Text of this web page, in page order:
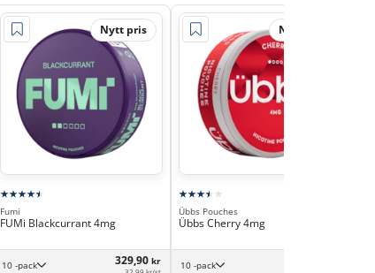
Nytt pris
Fumi
FUMi Blackcurrant 4mg
10 -pack 329,90 kr
Nytt pris
Übbs Pouches
Übbs Cherry 4mg
10 -pack